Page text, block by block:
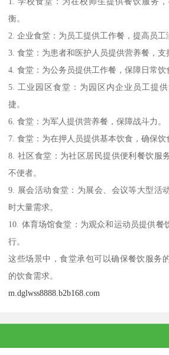
衡。
2. 企业食堂：为员工提供工作餐，提高员工
3. 食堂：为患者和医护人员提供营养餐，支
4. 食堂：为公务员提供工作餐，保障日常饮
5. 工业园区食堂：为园区内企业员工提
捷。
6. 食堂：为军人提供营养餐，保障战斗力。
7. 食堂：为在押人员提供基本饮食，确保饮
8. 社区食堂：为社区居民提供便利餐饮服
不便者。
9. 展会活动食堂：为展会、会议等大型活
时大量需求。
10. 体育场馆食堂：为观众和运动员提供餐
行。
这些场景中，食堂承包可以确保餐饮服务
的饮食需求。
m.dglwss8888.b2b168.com